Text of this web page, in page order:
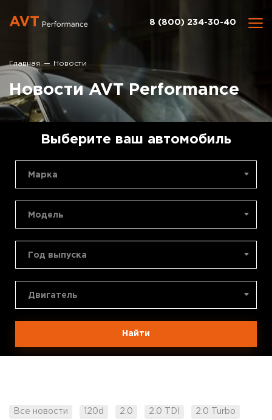
8 (800) 234-30-40
Главная Новости
Новости AVT Performance
Выберите ваш автомобиль
Марка
Модель
Год выпуска
Двигатель
Найти
Все новости 120d 2.0 2.0 TDI 2.0 Turbo